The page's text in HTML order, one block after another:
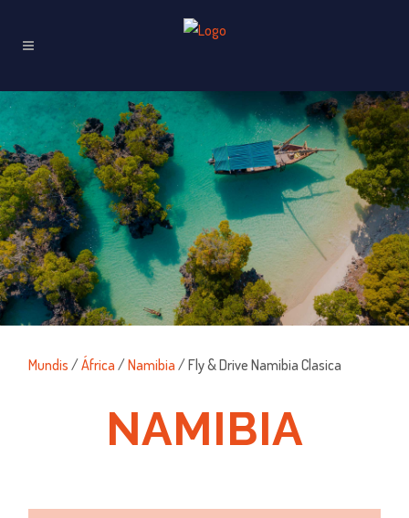
Mundis /África /Namibia / Fly & Drive Namibia Clasica
NAMIBIA